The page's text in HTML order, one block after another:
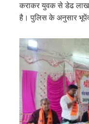
कराकर युवक से डेढ लाख
है। पुलिस के अनुसार